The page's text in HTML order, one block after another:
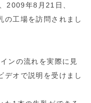
2009年8月21日、
の工場を訪問されまし
ンの流れを実際に見
デオで説明を受けまし